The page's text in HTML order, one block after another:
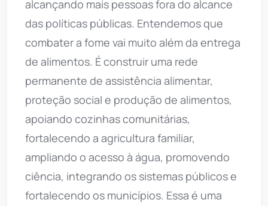
alcançando mais pessoas fora do alcance
das políticas públicas. Entendemos que
combater a fome vai muito além da entrega
de alimentos. É construir uma rede
permanente de assistência alimentar,
proteção social e produção de alimentos,
apoiando cozinhas comunitárias,
fortalecendo a agricultura familiar,
ampliando o acesso à água, promovendo
ciência, integrando os sistemas públicos e
fortalecendo os municípios. Essa é uma